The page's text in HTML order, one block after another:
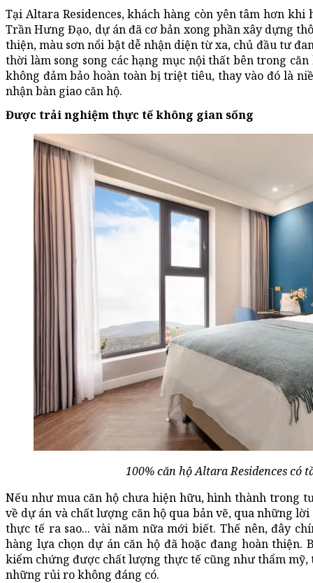
Tại Altara Residences, khách hàng còn yên tâm hơn
Trần Hưng Đạo, dự án đã cơ bản xong phần xây dựng
thiện, màu sơn nổi bật dễ nhận diện từ xa, chủ đầu tư
thời làm song song các hạng mục nội thất bên trong
không đảm bảo hoàn toàn bị triệt tiêu, thay vào đó là
nhận bàn giao căn hộ.
Được trải nghiệm thực tế không gian sống
100% căn hộ Altara Residences có
Nếu như mua căn hộ chưa hiện hữu, hình thành trong
về dự án và chất lượng căn hộ qua bản vẽ, qua những
thực tế ra sao... vài năm nữa mới biết. Thế nên, đây
hàng lựa chọn dự án căn hộ đã hoặc đang hoàn thiện.
kiểm chứng được chất lượng thực tế cũng như thẩm
những rủi ro không đáng có.